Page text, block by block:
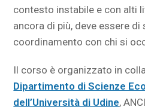
contesto instabile e con alti
ancora di più, deve essere
coordinamento con chi si
Il corso è organizzato in
Dipartimento di Scienze
dell’Università di Udine,